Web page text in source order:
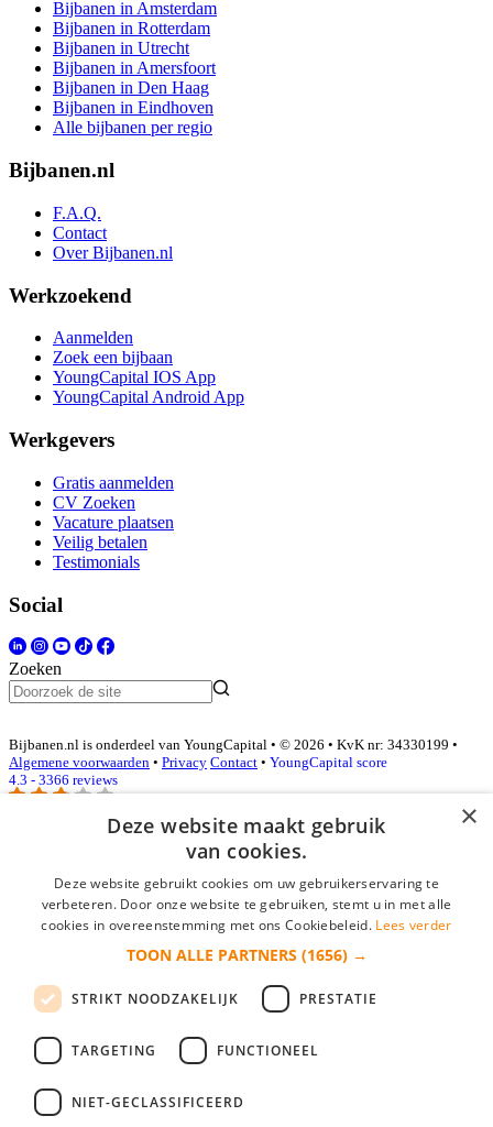
Bijbanen in Amsterdam
Bijbanen in Rotterdam
Bijbanen in Utrecht
Bijbanen in Amersfoort
Bijbanen in Den Haag
Bijbanen in Eindhoven
Alle bijbanen per regio
Bijbanen.nl
F.A.Q.
Contact
Over Bijbanen.nl
Werkzoekend
Aanmelden
Zoek een bijbaan
YoungCapital IOS App
YoungCapital Android App
Werkgevers
Gratis aanmelden
CV Zoeken
Vacature plaatsen
Veilig betalen
Testimonials
Social
Zoeken
Bijbanen.nl is onderdeel van YoungCapital • © 2026 • KvK nr: 34330199 •
Algemene voorwaarden • Privacy Contact • YoungCapital score
4.3 - 3366 reviews
E-mail*
login gegevens onthouden
login
Bedrijf aanmelden
×
Deze website maakt gebruik
van cookies.
Deze website gebruikt cookies om uw gebruikerservaring te
verbeteren. Door onze website te gebruiken, stemt u in met alle
cookies in overeenstemming met ons Cookiebeleid. Lees verder
TOON ALLE PARTNERS (1656) →
STRIKT NOODZAKELIJK PRESTATIE
TARGETING FUNCTIONEEL
NIET-GECLASSIFICEERD